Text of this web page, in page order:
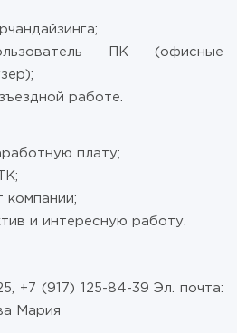
ПК (офисные
работе.
плату;
компании;
и интересную работу.
+7 (917) 125-84-39 Эл. почта:
Мария